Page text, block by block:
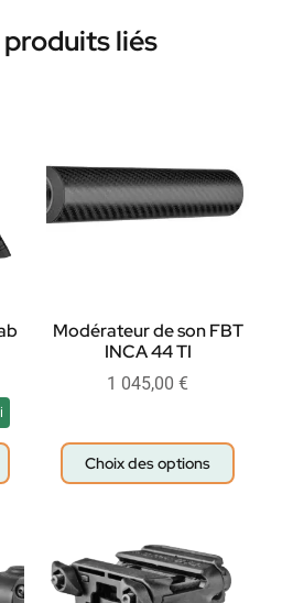
liés
Modérateur de son FBT
INCA 44 TI
1 045,00 €
Choix des options